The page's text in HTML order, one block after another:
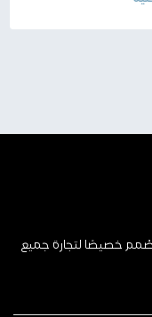
خصيصًا لتجارة جميع